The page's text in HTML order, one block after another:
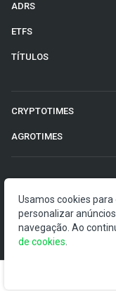
ADRS
ETFS
TÍTULOS
CRYPTOTIMES
AGROTIMES
O Money Times
visam a
publicações
Usamos cookies
personalizar
navegação. Ao
de cookies